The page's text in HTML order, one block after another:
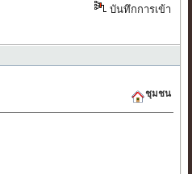
บันทึกการเข้า
ชุมชน